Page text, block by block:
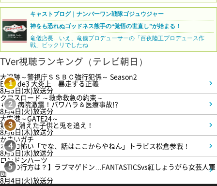
キャストブログ｜ナンバーワン戦隊ゴジュウジャー
神をも恐れぬゴッドネス熊手の“覚悟の世直し”が始まる！
竜儀店長…いえ、竜儀プロデューサーの「百夜陸王プロデュース作
戦」ビックリでしたね
TVer視聴ランキング（テレビ朝日）
1
大追跡～警視庁ＳＳＢＣ強行犯係～ Season2
Episode3 大炎上…暴走する正義
8月5日(水)放送分
2
クロスロード ～救命救急の約束～
＃5 病院激震！パワハラ＆医療事故!?
8月4日(火)放送分
3
大空港～GATE24～
第3話 消えた子供と兎を追え！
8月6日(木)放送分
4
かまいガチ
オモロ怖い「でな、話はここからやねん」トラビス松倉参戦！
8月5日(水)放送分
5
ロンドンハーツ
【恋の行方は？】ラブマゲドン…FANTASTICSvs紅しょうがら女芸人軍
団
8月4日(火)放送分